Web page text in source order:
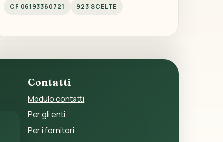
CF 06193360721 923 SCELTE
Contatti
Modulo contatti
Per gli enti
Per i fornitori